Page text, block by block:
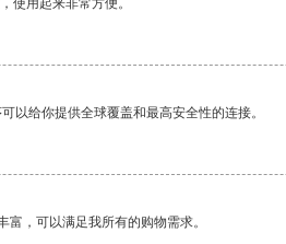
使用起来非常方便。
以给你提供全球覆盖和最高安全性的连接。
富，可以满足我所有的购物需求。